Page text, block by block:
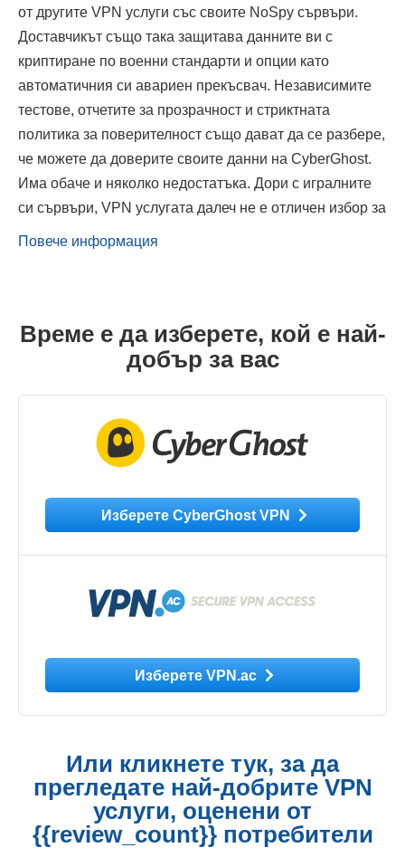
от другите VPN услуги със своите NoSpy сървъри.
Доставчикът също така защитава данните ви с
криптиране по военни стандарти и опции като
автоматичния си авариен прекъсвач. Независимите
тестове, отчетите за прозрачност и стриктната
политика за поверителност също дават да се разбере,
че можете да доверите своите данни на CyberGhost.
Има обаче и няколко недостатъка. Дори с игралните
си сървъри, VPN услугата далеч не е отличен избор за
Повече информация
Време е да изберете, кой е най-
добър за вас
Изберете CyberGhost VPN
Изберете VPN.ac
Или кликнете тук, за да
прегледате най-добрите VPN
услуги, оценени от
{{review_count}} потребители